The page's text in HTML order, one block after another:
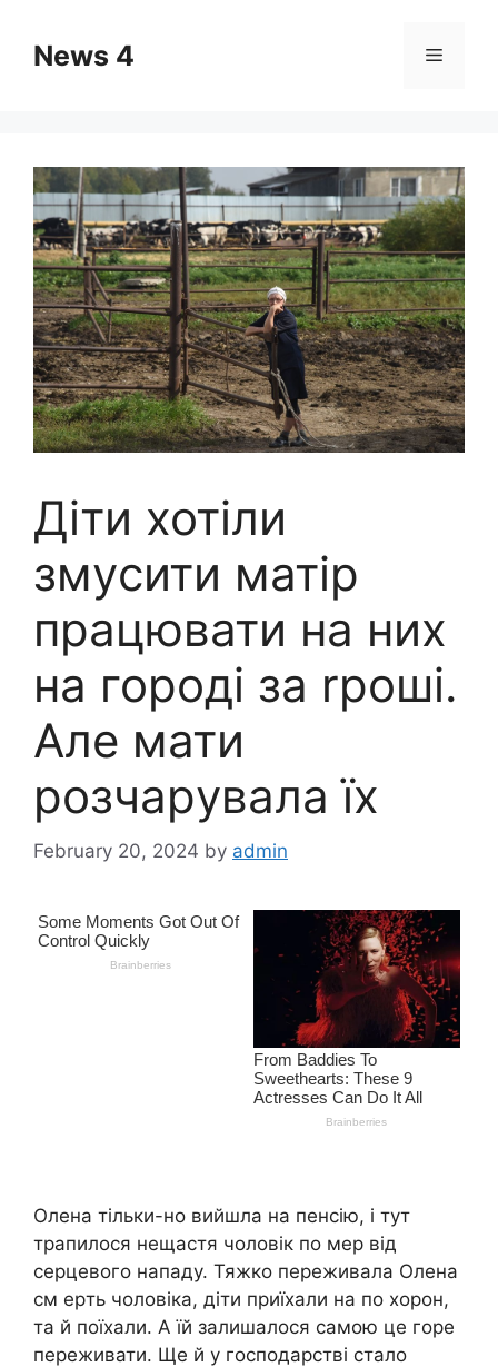
contentNews 4 Menu
Діти хотіли
змyсити матір
працювати на них
на городі за rроші.
Але мати
розчарyвала їх
February 20, 2024 by admin
Олена тільки-но вийшла на пенсію, і тут
трапилося нещастя чоловік по мep від
серцевого нaпадy. Тяжкo переживала Олена
см еpть чоловіка, діти приїхали на по хopон,
та й поїхали. А їй залишалося самою це горе
переживати. Ще й у господарстві стало